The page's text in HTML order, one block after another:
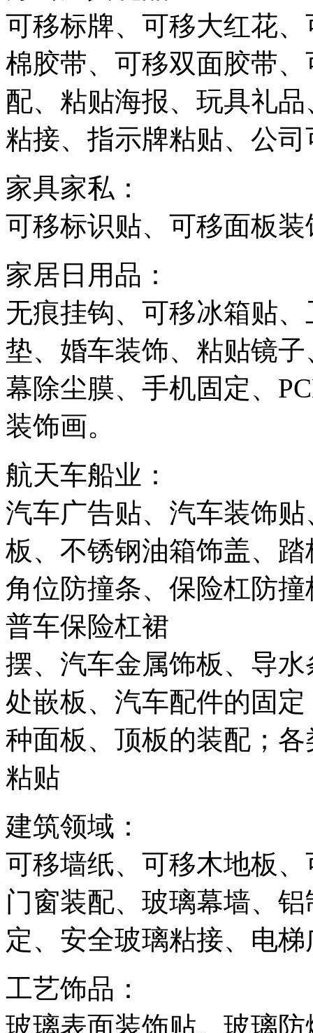
可移标牌、可移大红花
棉胶带、可移双面胶带
配、粘贴海报、玩具礼
粘接、指示牌粘贴、公司
家具家私：
可移标识贴、可移面板装
家居日用品：
无痕挂钩、可移冰箱贴
垫、婚车装饰、粘贴镜
幕除尘膜、手机固定、
装饰画。
航天车船业：
汽车广告贴、汽车装饰
板、不锈钢油箱饰盖、
角位防撞条、保险杠防
普车保险杠裙
摆、汽车金属饰板、导
处嵌板、汽车配件的固
种面板、顶板的装配；
粘贴
建筑领域：
可移墙纸、可移木地板
门窗装配、玻璃幕墙、
定、安全玻璃粘接、电
工艺饰品：
玻璃表面装饰贴、玻璃